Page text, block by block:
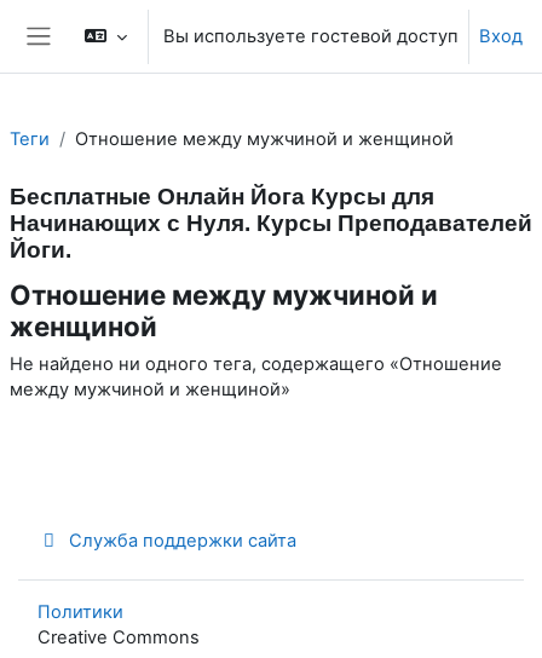
Перейти к основному содержанию
Боковая панель
Вы используете гостевой доступ Вход
Теги Отношение между мужчиной и женщиной
Бесплатные Онлайн Йога Курсы для
Начинающих с Нуля. Курсы Преподавателей
Йоги.
Отношение между мужчиной и
женщиной
Не найдено ни одного тега, содержащего «Отношение
между мужчиной и женщиной»
Служба поддержки сайта
Политики
Creative Commons